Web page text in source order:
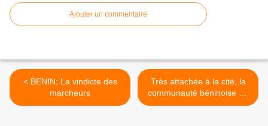
Ajouter un commentaire
< BENIN: La vindicte des
marcheurs
Très attachée à la cité, la
communauté béninoise de
Lille fête son indépendance